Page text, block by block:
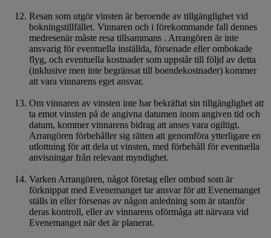
Resan som utgör vinsten är beroende av tillgänglighet vid
bokningstillfället. Vinnaren och i förekommande fall dennes
medresenär måste resa tillsammans . Arrangören är inte
ansvarig för eventuella inställda, försenade eller ombokade
flyg, och eventuella kostnader som uppstår till följd av detta
(inklusive men inte begränsat till boendekostnader) kommer
att vara vinnarens eget ansvar.
Om vinnaren av vinsten inte har bekräftat sin tillgänglighet att
ta emot vinsten på de angivna datumen inom angiven tid och
datum, kommer vinnarens bidrag att anses vara ogiltigt.
Arrangören förbehåller sig rätten att genomföra ytterligare en
utlottning för att dela ut vinsten, med förbehåll för eventuella
anvisningar från relevant myndighet.
Varken Arrangören, något företag eller ombud som är
förknippat med Evenemanget tar ansvar för att Evenemanget
ställs in eller försenas av någon anledning som är utanför
deras kontroll, eller av vinnarens oförmåga att närvara vid
Evenemanget när det är planerat.